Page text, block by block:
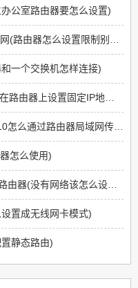
公室路由器要怎么设置)
一个交换机怎样连接)
怎么使用)
置成无线网卡模式)
静态路由)